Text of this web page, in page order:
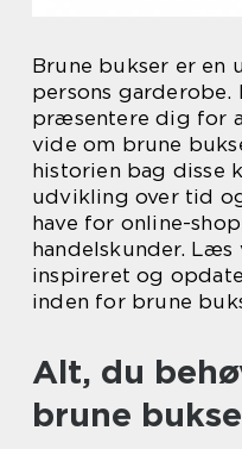
Brune bukser er en
persons garderobe.
præsentere dig for
vide om brune
historien bag disse
udvikling over tid
have for online-
handelskunder.
inspireret og
inden for brune
Alt, du
brune